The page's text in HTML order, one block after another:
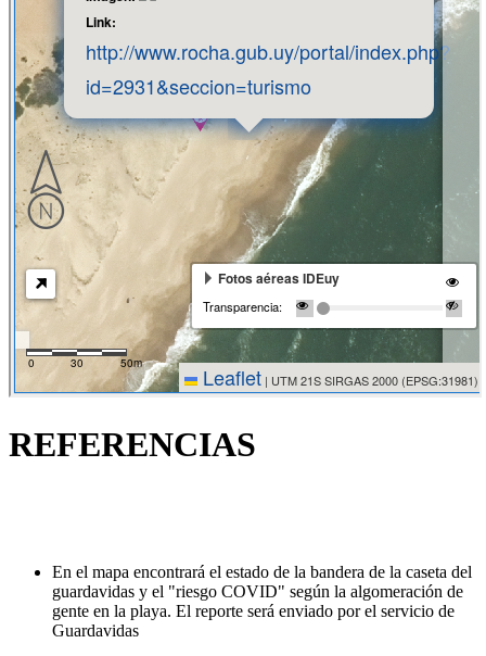
REFERENCIAS
En el mapa encontrará el estado de la bandera de la caseta del
guardavidas y el "riesgo COVID" según la algomeración de
gente en la playa. El reporte será enviado por el servicio de
Guardavidas